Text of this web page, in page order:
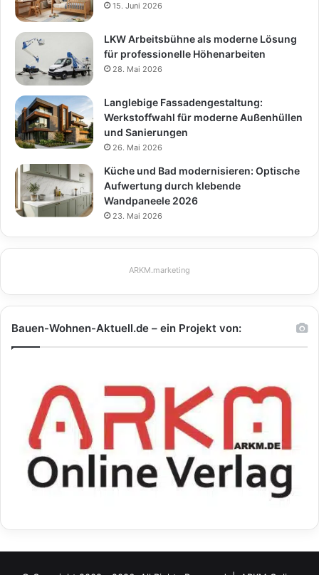
15. Juni 2026
LKW Arbeitsbühne als moderne Lösung
für professionelle Höhenarbeiten
28. Mai 2026
Langlebige Fassadengestaltung:
Werkstoffwahl für moderne Außenhüllen
und Sanierungen
26. Mai 2026
Küche und Bad modernisieren: Optische
Aufwertung durch klebende
Wandpaneele 2026
23. Mai 2026
ARKM.marketing
Bauen-Wohnen-Aktuell.de – ein Projekt von: